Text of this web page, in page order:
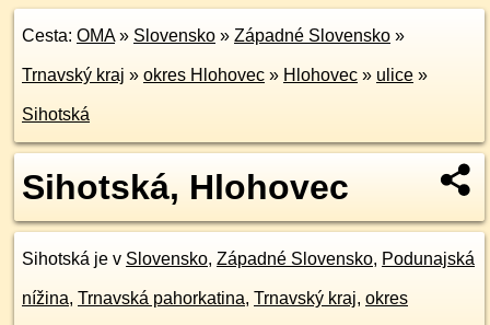
Cesta: OMA» Slovensko » Západné Slovensko »
Trnavský kraj » okres Hlohovec » Hlohovec » ulice »
Sihotská
Sihotská, Hlohovec
Sihotská je v Slovensko, Západné Slovensko, Podunajská
nížina, Trnavská pahorkatina, Trnavský kraj, okres